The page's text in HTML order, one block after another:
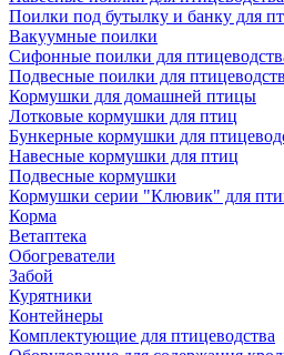
Поилки под бутылку и банку для
Вакуумные поилки
Сифонные поилки для
Подвесные поилки для
Кормушки для домашней птицы
Лотковые кормушки для птиц
Бункерные кормушки для
Навесные кормушки для птиц
Подвесные кормушки
Кормушки серии "Клювик" для
Корма
Ветаптека
Обогреватели
Забой
Курятники
Контейнеры
Комплектующие для птицеводства